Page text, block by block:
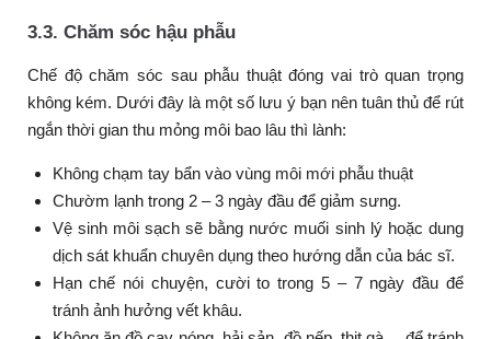
3.3. Chăm sóc hậu phẫu
Chế độ chăm sóc sau phẫu thuật đóng vai trò quan trọng
không kém. Dưới đây là một số lưu ý bạn nên tuân thủ để rút
ngắn thời gian thu mỏng môi bao lâu thì lành:
Không chạm tay bẩn vào vùng môi mới phẫu thuật
Chườm lạnh trong 2 – 3 ngày đầu để giảm sưng.
Vệ sinh môi sạch sẽ bằng nước muối sinh lý hoặc dung
dịch sát khuẩn chuyên dụng theo hướng dẫn của bác sĩ.
Hạn chế nói chuyện, cười to trong 5 – 7 ngày đầu để
tránh ảnh hưởng vết khâu.